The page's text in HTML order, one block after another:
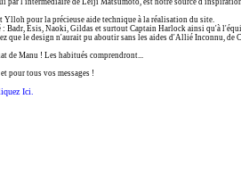
par l'intermédiaire de Leiji Matsumoto, est notre source
Ylloh pour la précieuse aide technique à la réalisation du site.
Badr, Esis, Naoki, Gildas et surtout Captain Harlock ainsi qu'à
que le design n'aurait pu aboutir sans les aides d'Allié Inconnu, de
de Manu ! Les habitués comprendront...
pour tous vos messages !
Ici.